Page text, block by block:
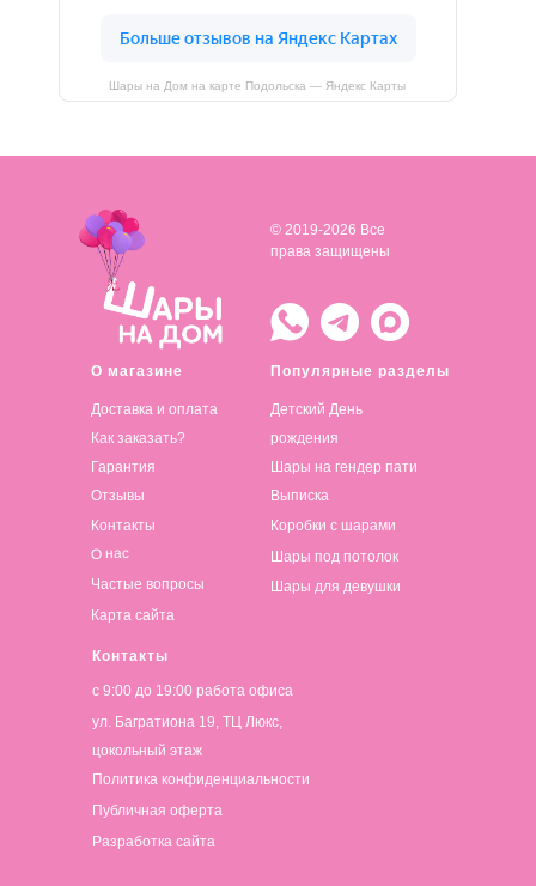
Шары на Дом на карте Подольска — Яндекс Карты
О магазине
Доставка и оплата
Популярные разделы
Детский День
рождения
Контакты
© 2019-2026 Все
права защищены
Как заказать?
Гарантия
Отзывы
Контакты
О нас
Частые вопросы
Карта сайта
Шары на гендер пати
Выписка
Коробки с шарами
Шары под потолок
Шары для девушки
с 9:00 до 19:00 работа офиса
ул. Багратиона 19, ТЦ Люкс,
цокольный этаж
Политика конфиденциальности
Публичная оферта
Разработка сайта